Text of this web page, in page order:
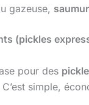
gazeuse,
(pickles
pour des
simple,